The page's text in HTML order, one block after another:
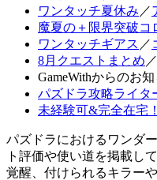
ワンタッチ夏休み ／
魔夏の＋限界突破コ
ワンタッチギアス ／
8月クエストまとめ ／
GameWithからのお
パズドラ攻略ライタ
未経験可&完全在宅
パズドラにおけるワンダ
ト評価や使い道を掲載し
覚醒、付けられるキラー